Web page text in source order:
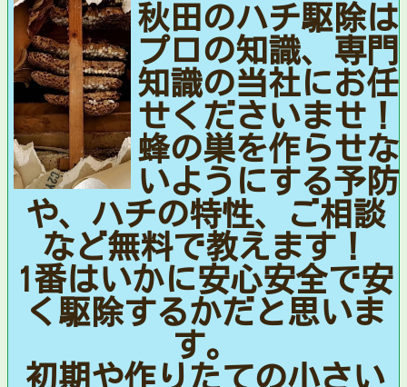
秋田のハチ駆除は
プロの知識、専門
知識の当社にお任
せくださいませ！
蜂の巣を作らせな
いようにする予防
や、ハチの特性、ご相談
など無料で教えます！
1番はいかに安心安全で安
く駆除するかだと思いま
す。
初期や作りたての小さい